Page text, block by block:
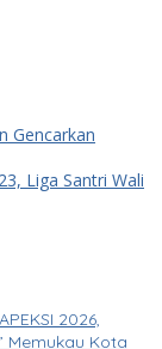
Gencarkan
Liga Santri Wali
2026,
Memukau Kota